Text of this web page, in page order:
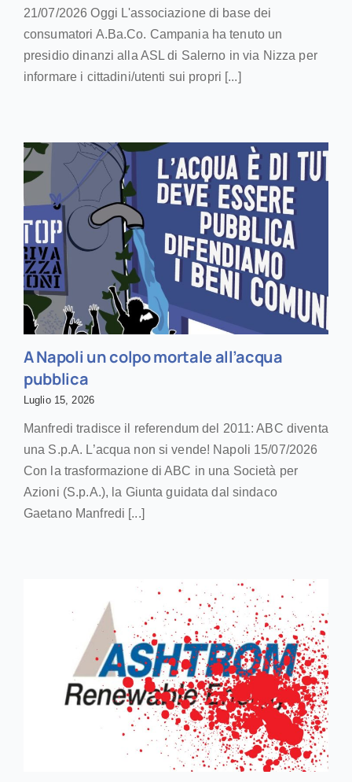
21/07/2026 Oggi L'associazione di base dei
consumatori A.Ba.Co. Campania ha tenuto un
presidio dinanzi alla ASL di Salerno in via Nizza per
informare i cittadini/utenti sui propri [...]
A Napoli un colpo mortale all’acqua
pubblica
Luglio 15, 2026
Manfredi tradisce il referendum del 2011: ABC diventa
una S.p.A. L’acqua non si vende! Napoli 15/07/2026
Con la trasformazione di ABC in una Società per
Azioni (S.p.A.), la Giunta guidata dal sindaco
Gaetano Manfredi [...]